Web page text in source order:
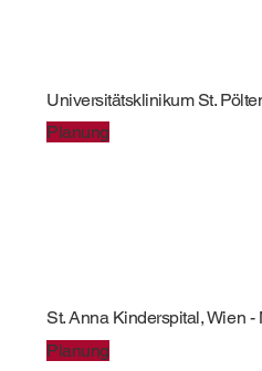
Universitätsklinikum St.
Planung
St. Anna Kinderspital, Wien -
Planung